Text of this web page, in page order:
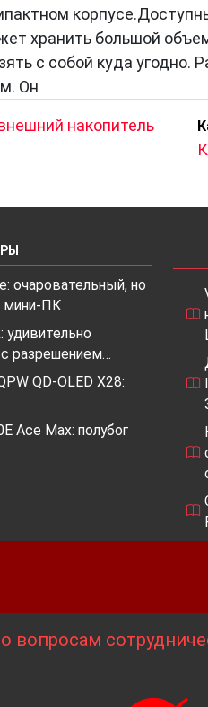
хранить большой
с собой куда угодно.
Он
накопитель
очаровательный, но
мини-ПК
удивительно
разрешением…
QD-OLED X28:
Ace Max: полубог
вопросам